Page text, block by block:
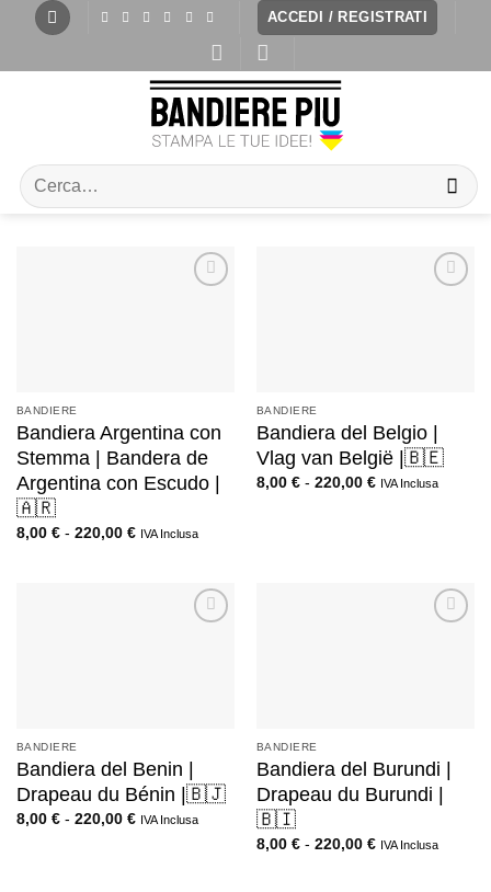
ACCEDI / REGISTRATI
BANDIERE
Bandiera Argentina con
Stemma | Bandera de
Argentina con Escudo |
🇦🇷
8,00 € - 220,00 € IVA Inclusa
BANDIERE
Bandiera del Belgio |
Vlag van België |🇧🇪
8,00 € - 220,00 € IVA Inclusa
BANDIERE
Bandiera del Benin |
Drapeau du Bénin |🇧🇯
8,00 € - 220,00 € IVA Inclusa
BANDIERE
Bandiera del Burundi |
Drapeau du Burundi |
🇧🇮
8,00 € - 220,00 € IVA Inclusa